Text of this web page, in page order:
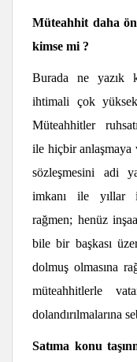
Müteahhit daha
kimse mi ?
Burada ne yazık
ihtimali çok
Müteahhitler
ile hiçbir anlaşmaya
sözleşmesini adi
imkanı ile yıllar
rağmen; henüz
bile bir başkası
dolmuş olmasına
müteahhitlerle
dolandırılmalarına
Satıma konu taş